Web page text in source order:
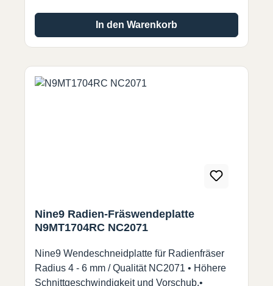
In den Warenkorb
Nine9 Radien-Fräswendeplatte
N9MT1704RC NC2071
Nine9 Wendeschneidplatte für Radienfräser
Radius 4 - 6 mm / Qualität NC2071 • Höhere
Schnittgeschwindigkeit und Vorschub.•